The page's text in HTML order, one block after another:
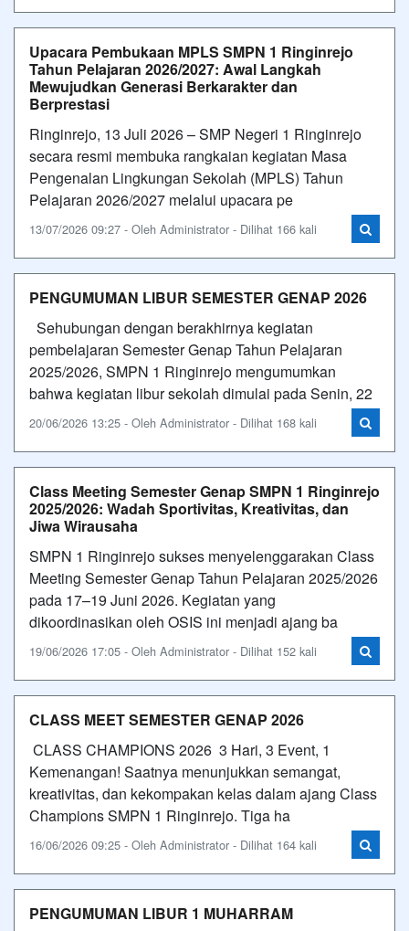
Upacara Pembukaan MPLS SMPN 1 Ringinrejo
Tahun Pelajaran 2026/2027: Awal Langkah
Mewujudkan Generasi Berkarakter dan
Berprestasi
Ringinrejo, 13 Juli 2026 – SMP Negeri 1 Ringinrejo
secara resmi membuka rangkaian kegiatan Masa
Pengenalan Lingkungan Sekolah (MPLS) Tahun
Pelajaran 2026/2027 melalui upacara pe
13/07/2026 09:27 - Oleh Administrator - Dilihat 166 kali
PENGUMUMAN LIBUR SEMESTER GENAP 2026
Sehubungan dengan berakhirnya kegiatan
pembelajaran Semester Genap Tahun Pelajaran
2025/2026, SMPN 1 Ringinrejo mengumumkan
bahwa kegiatan libur sekolah dimulai pada Senin, 22
20/06/2026 13:25 - Oleh Administrator - Dilihat 168 kali
Class Meeting Semester Genap SMPN 1 Ringinrejo
2025/2026: Wadah Sportivitas, Kreativitas, dan
Jiwa Wirausaha
SMPN 1 Ringinrejo sukses menyelenggarakan Class
Meeting Semester Genap Tahun Pelajaran 2025/2026
pada 17–19 Juni 2026. Kegiatan yang
dikoordinasikan oleh OSIS ini menjadi ajang ba
19/06/2026 17:05 - Oleh Administrator - Dilihat 152 kali
CLASS MEET SEMESTER GENAP 2026
CLASS CHAMPIONS 2026 3 Hari, 3 Event, 1
Kemenangan! Saatnya menunjukkan semangat,
kreativitas, dan kekompakan kelas dalam ajang Class
Champions SMPN 1 Ringinrejo. Tiga ha
16/06/2026 09:25 - Oleh Administrator - Dilihat 164 kali
PENGUMUMAN LIBUR 1 MUHARRAM